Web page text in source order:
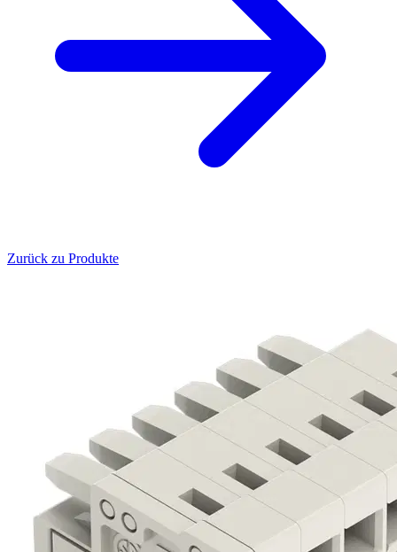
Zurück zu Produkte